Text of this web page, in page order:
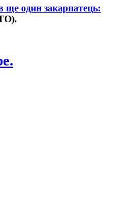
ще один закарпатець: